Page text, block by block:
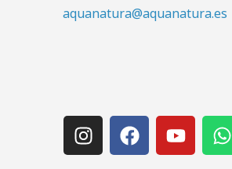
aquanatura@aquanatura.es